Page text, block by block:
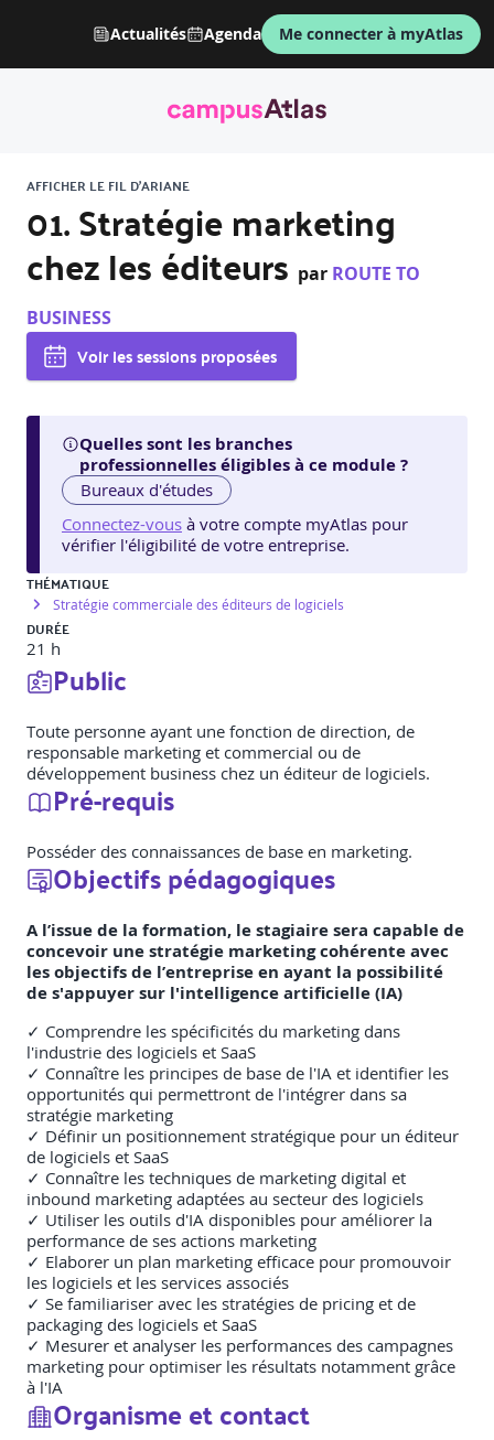
Actualités Agenda Me connecter à myAtlas
AFFICHER LE FIL D'ARIANE
01. Stratégie marketing
chez les éditeurs par ROUTE TO
BUSINESS
Voir les sessions proposées
Quelles sont les branches
professionnelles éligibles à ce module ?
Bureaux d'études
Connectez-vous à votre compte myAtlas pour
vérifier l'éligibilité de votre entreprise.
THÉMATIQUE
Stratégie commerciale des éditeurs de logiciels
DURÉE
21 h
Public
Toute personne ayant une fonction de direction, de
responsable marketing et commercial ou de
développement business chez un éditeur de logiciels.
Pré-requis
Posséder des connaissances de base en marketing.
Objectifs pédagogiques
A l’issue de la formation, le stagiaire sera capable de
concevoir une stratégie marketing cohérente avec
les objectifs de l’entreprise en ayant la possibilité
de s'appuyer sur l'intelligence artificielle (IA)
✓ Comprendre les spécificités du marketing dans
l'industrie des logiciels et SaaS
✓ Connaître les principes de base de l'IA et identifier les
opportunités qui permettront de l'intégrer dans sa
stratégie marketing
✓ Définir un positionnement stratégique pour un éditeur
de logiciels et SaaS
✓ Connaître les techniques de marketing digital et
inbound marketing adaptées au secteur des logiciels
✓ Utiliser les outils d'IA disponibles pour améliorer la
performance de ses actions marketing
✓ Elaborer un plan marketing efficace pour promouvoir
les logiciels et les services associés
✓ Se familiariser avec les stratégies de pricing et de
packaging des logiciels et SaaS
✓ Mesurer et analyser les performances des campagnes
marketing pour optimiser les résultats notamment grâce
à l'IA
Organisme et contact